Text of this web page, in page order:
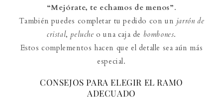
“Mejórate, te echamos de menos”.
También puedes completar tu pedido con un jarrón de
cristal, peluche o una caja de bombones.
Estos complementos hacen que el detalle sea aún más
especial.
CONSEJOS PARA ELEGIR EL RAMO
ADECUADO